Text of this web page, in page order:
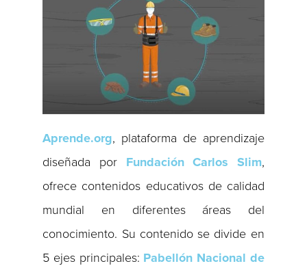
Aprende.org, plataforma de aprendizaje
diseñada por Fundación Carlos Slim,
ofrece contenidos educativos de calidad
mundial en diferentes áreas del
conocimiento. Su contenido se divide en
5 ejes principales: Pabellón Nacional de